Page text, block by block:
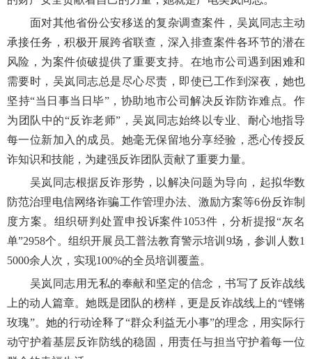
面对其他省份公安移送的复杂调查案件，吴岚同志主动
承接任务，积极开展跨省联查，深入排查案件各环节的潜在
风险，为案件侦破提供了重要支持。在地市公司遇到困难和
需要时，吴岚同志总是尽心尽责，即使已工作到深夜，她也
坚持“当日事当日毕”，协助地市公司解决反诈防诈难点。作
为团队中的“反诈老师”，吴岚同志始终以专业、耐心地指导
每一位新加入的成员。她毫无保留地分享经验，悉心传授反
诈知识和技能，为建强反诈团队贡献了重要力量。
吴岚同志根据反诈形势，以解决问题为导向，起拟华数
防范治理电信网络诈骗工作管理办法、激励方案等6份反诈制
度方案。组织研判处置申投诉案件1053件，分析提报“灰名
单”2958个。组织开展员工普法教育警示培训9场，参训人数1
5000余人次，实现100%的全员培训覆盖。
吴岚同志用无私的奉献和坚定的信念，书写了反诈战线
上的动人篇章。她既是团队的榜样，更是反诈战线上的“铿锵
玫瑰”。她的行动诠释了“群众利益无小事”的理念，用实际行
动守护着基层反诈防线的稳固，用责任与担当守护着每一位